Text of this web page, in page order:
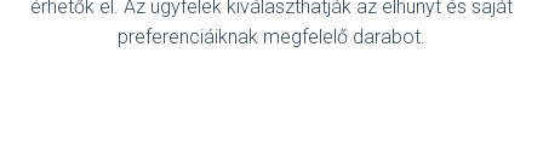
érhetők el. Az ügyfelek kiválaszthatják az elhunyt és saját
preferenciáiknak megfelelő darabot.